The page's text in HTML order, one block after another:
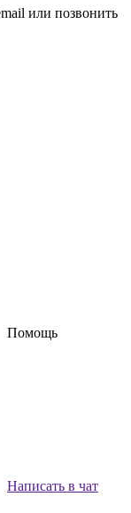
или позвонить
Помощь
Написать в чат